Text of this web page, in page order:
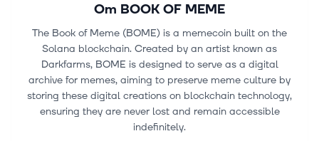
Om BOOK OF MEME
The Book of Meme (BOME) is a memecoin built on the
Solana blockchain. Created by an artist known as
Darkfarms, BOME is designed to serve as a digital
archive for memes, aiming to preserve meme culture by
storing these digital creations on blockchain technology,
ensuring they are never lost and remain accessible
indefinitely.